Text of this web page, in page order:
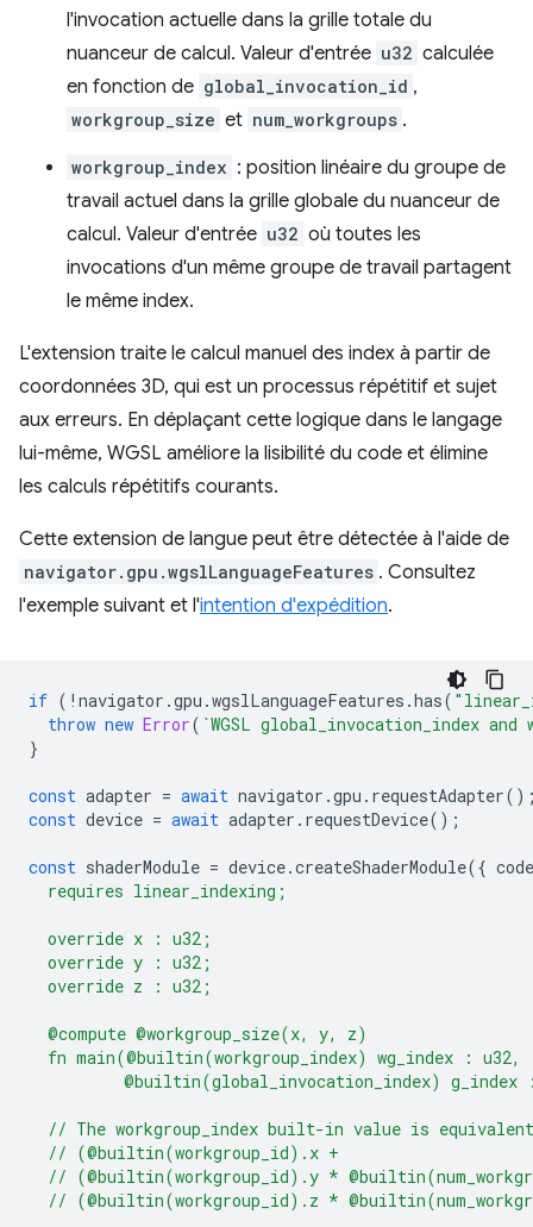
l'invocation actuelle dans la grille totale du
nuanceur de calcul. Valeur d'entrée u32 calculée
en fonction de global_invocation_id ,
workgroup_size et num_workgroups .
workgroup_index : position linéaire du groupe de
travail actuel dans la grille globale du nuanceur de
calcul. Valeur d'entrée u32 où toutes les
invocations d'un même groupe de travail partagent
le même index.
L'extension traite le calcul manuel des index à partir de
coordonnées 3D, qui est un processus répétitif et sujet
aux erreurs. En déplaçant cette logique dans le langage
lui-même, WGSL améliore la lisibilité du code et élimine
les calculs répétitifs courants.
Cette extension de langue peut être détectée à l'aide de
navigator.gpu.wgslLanguageFeatures . Consultez
l'exemple suivant et l'intention d'expédition.
if ( ! navigator .gpu .wgslLanguageFeatures .has(
throw new Error( `WGSL global_invocation_index
}
const adapter = await navigator .gpu . requestAdapter
const device = await adapter . requestDevice();
const shaderModule = device.createShaderModule({ code
  requires linear_indexing;
  override x : u32;
  override y : u32;
  override z : u32;
  @compute @workgroup_size(x, y, z)
  fn main(@builtin(workgroup_index) wg_index : u32,
@builtin(global_invocation_index) g_index
// The workgroup_index built-in value is
  // (@builtin(workgroup_id).x +
// (@builtin(workgroup_id).y *
// (@builtin(workgroup_id).z *